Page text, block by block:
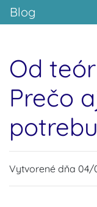
Blog
Od
Prečo
Vytvorené dňa